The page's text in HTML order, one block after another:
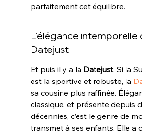
parfaitement cet équilibre.
L’élégance intemporelle
Datejust
Et puis il y a la Datejust. Si la
est la sportive et robuste, la
sa cousine plus raffinée.
classique, et présente depuis
décennies, c’est le genre de
transmet à ses enfants. Elle a